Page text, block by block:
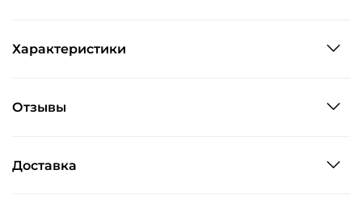
Характеристики
Отзывы
Доставка